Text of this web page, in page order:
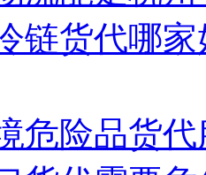
链货代哪
危险品货